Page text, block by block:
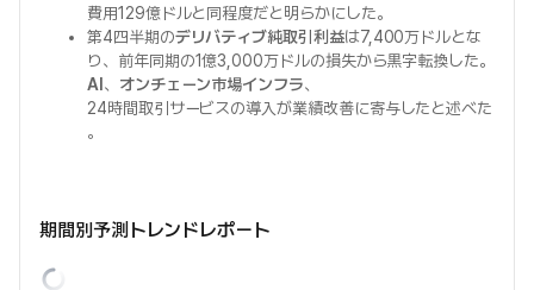
費用129億ドルと同程度だと明らかにした。
第4四半期のデリバティブ純取引利益は7,400万ドルとな
り、前年同期の1億3,000万ドルの損失から黒字転換した。
AI 、 オンチェーン市場インフラ、
24時間取引サービスの導入が業績改善に寄与したと述べた
。
期間別予測トレンドレポート